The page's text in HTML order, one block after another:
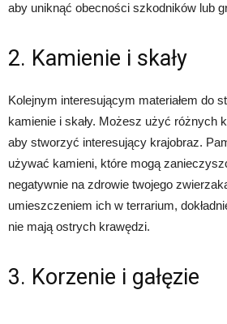
aby uniknąć obecności szkodników lub
2. Kamienie i skały
Kolejnym interesującym materiałem do
kamienie i skały. Możesz użyć różnych
aby stworzyć interesujący krajobraz.
używać kamieni, które mogą
negatywnie na zdrowie twojego
umieszczeniem ich w terrarium,
nie mają ostrych krawędzi.
3. Korzenie i gałęzie